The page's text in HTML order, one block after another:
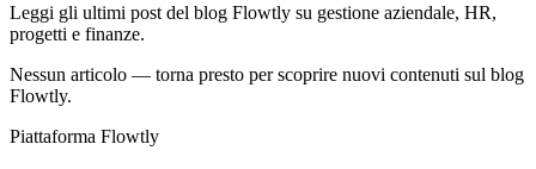
Leggi gli ultimi post del blog Flowtly su gestione aziendale, HR,
progetti e finanze.
Nessun articolo — torna presto per scoprire nuovi contenuti sul blog
Flowtly.
Piattaforma Flowtly